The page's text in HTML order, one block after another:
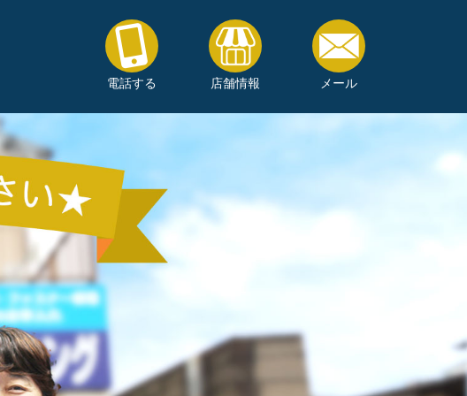
電話する 店舗情報 メール